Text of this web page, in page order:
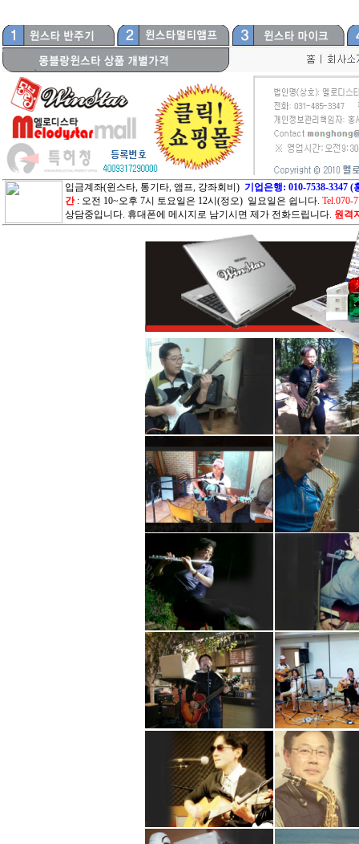
입금계좌(윈스타, 통기타, 앰프, 강좌회비) 기업은행: 010-7538-3347
간 : 오전 10~오후 7시 토요일은 12시(정오) 일요일은 쉽니다. Tel.070-
상담중입니다. 휴대폰에 메시지로 남기시면 제가 전화드립니다. 원격